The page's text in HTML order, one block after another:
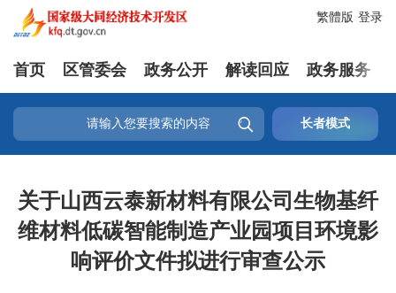
登录
繁體版
首页 区管委会 政务公开 解读回应 政务服务
 长者模式
关于山西云泰新材料有限公司生物基纤
维材料低碳智能制造产业园项目环境影
响评价文件拟进行审查公示